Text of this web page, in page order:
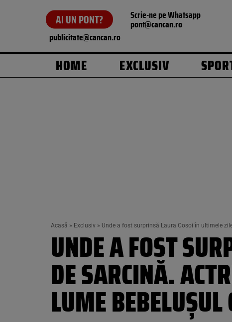
AI UN PONT? Scrie-ne pe Whatsapp
pont@cancan.ro
publicitate@cancan.ro
HOME EXCLUSIV
Acasă » Exclusiv » Unde a fost surprinsă Laura Cosoi în ultimele
UNDE A FOST
DE SARCINĂ.
LUME